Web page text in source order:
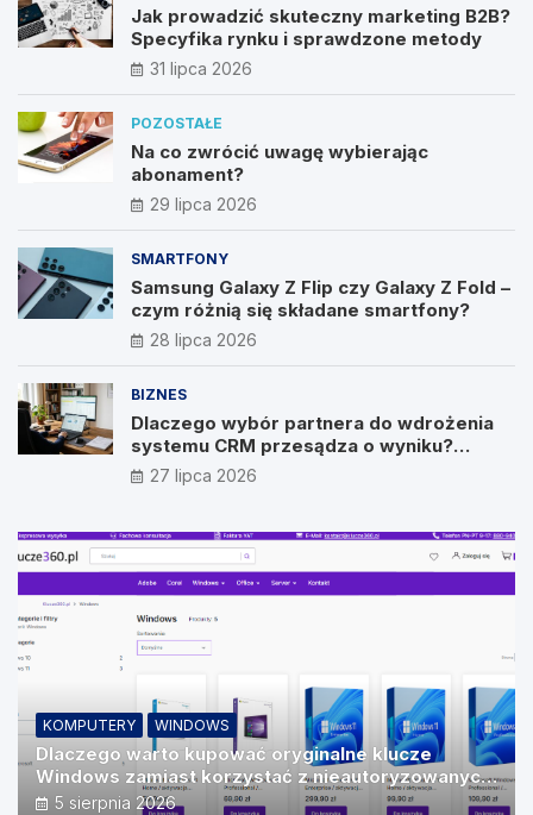
Jak prowadzić skuteczny marketing B2B?
Specyfika rynku i sprawdzone metody
31 lipca 2026
POZOSTAŁE
Na co zwrócić uwagę wybierając
abonament?
29 lipca 2026
SMARTFONY
Samsung Galaxy Z Flip czy Galaxy Z Fold –
czym różnią się składane smartfony?
28 lipca 2026
BIZNES
Dlaczego wybór partnera do wdrożenia
systemu CRM przesądza o wyniku?
Wywiad z Pawłem Prymakowskim, CEO IT
Vision
27 lipca 2026
KOMPUTERY WINDOWS
Dlaczego warto kupować oryginalne klucze
Windows zamiast korzystać z nieautoryzowanych
źródeł?
5 sierpnia 2026